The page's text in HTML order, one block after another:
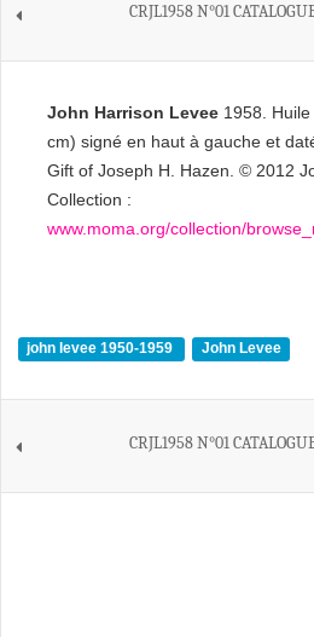
CRJL1958 N°01
John Harrison Levee 1958.
cm) signé en haut à gauche et
Gift of Joseph H. Hazen. © 2012
Collection :
www.moma.org/collection/
john levee 1950-1959 John Levee
CRJL1958 N°01